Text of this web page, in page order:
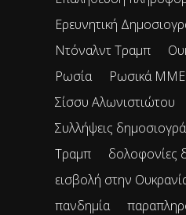
Ερευνητική
Ντόναλντ Τραμπ
Ρωσία
Ρωσικά ΜΜΕ
Σίσσυ Αλωνιστιώτου
Συλλήψεις
Τραμπ
δολοφονίες
εισβολή στην
πανδημία